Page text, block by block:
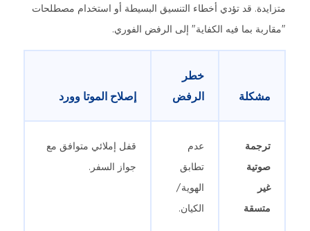
متزايدة. قد تؤدي أخطاء التنسيق البسيطة أو استخدام مصطلحات
"مقاربة بما فيه الكفاية" إلى الرفض الفوري.
مشكلة
خطر
الرفض
إصلاح الموتا وورد
ترجمة
صوتية
غير
متسقة
عدم
تطابق
الهوية/
الكيان.
قفل إملائي متوافق مع
جواز السفر.